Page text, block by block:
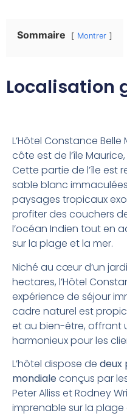
Sommaire Montrer
Localisation
L’Hôtel Constance
côte est de l’île
Cette partie de l’île est
sable blanc
paysages tropicaux
profiter des couchers
l’océan Indien tout en
sur la plage et la mer.
Niché au cœur d’un
hectares, l’Hôtel
expérience de séjour
cadre naturel est
et au bien-être, offrant
harmonieux pour les
L’hôtel dispose de deux
mondialeconçus par
Peter Alliss et Rodney
imprenable sur la plage